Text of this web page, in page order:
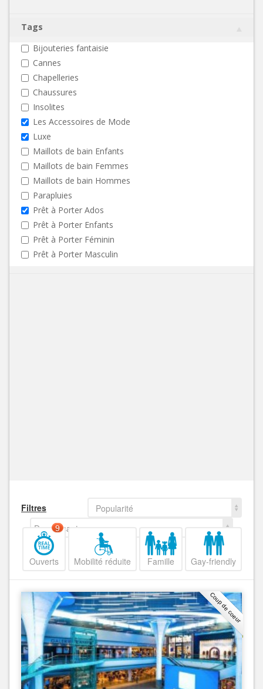
Tags
Bijouteries fantaisie
Cannes
Chapelleries
Chaussures
Insolites
Les Accessoires de Mode
Luxe
Maillots de bain Enfants
Maillots de bain Femmes
Maillots de bain Hommes
Parapluies
Prêt à Porter Ados
Prêt à Porter Enfants
Prêt à Porter Féminin
Prêt à Porter Masculin
Filtres
Popularité
Decroissant
Ouverts
9
Mobilité réduite Famille Gay-friendly
Coup de coeur